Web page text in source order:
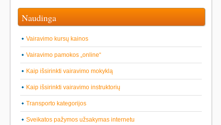
Naudinga
Vairavimo kursų kainos
Vairavimo pamokos „online“
Kaip išsirinkti vairavimo mokyklą
Kaip išsirinkti vairavimo instruktorių
Transporto kategorijos
Sveikatos pažymos užsakymas internetu